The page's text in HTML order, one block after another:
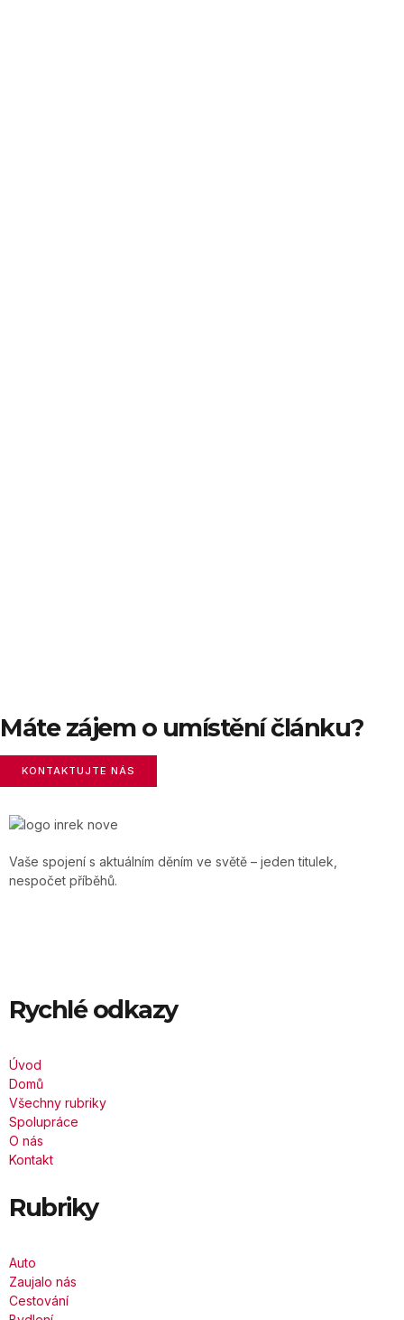
Máte zájem o umístění článku?
KONTAKTUJTE NÁS
Vaše spojení s aktuálním děním ve světě – jeden titulek,
nespočet příběhů.
Rychlé odkazy
Úvod
Domů
Všechny rubriky
Spolupráce
O nás
Kontakt
Rubriky
Auto
Zaujalo nás
Cestování